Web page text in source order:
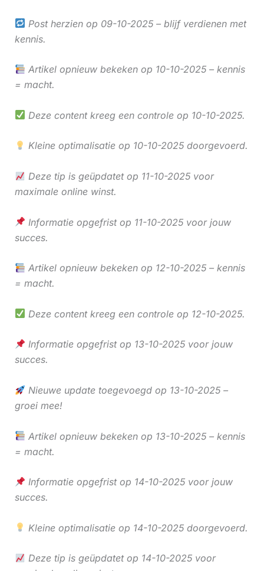
Post herzien op 09-10-2025 – blijf verdienen met
kennis.
Artikel opnieuw bekeken op 10-10-2025 – kennis
= macht.
Deze content kreeg een controle op 10-10-2025.
Kleine optimalisatie op 10-10-2025 doorgevoerd.
Deze tip is geüpdatet op 11-10-2025 voor
maximale online winst.
Informatie opgefrist op 11-10-2025 voor jouw
succes.
Artikel opnieuw bekeken op 12-10-2025 – kennis
= macht.
Deze content kreeg een controle op 12-10-2025.
Informatie opgefrist op 13-10-2025 voor jouw
succes.
Nieuwe update toegevoegd op 13-10-2025 –
groei mee!
Artikel opnieuw bekeken op 13-10-2025 – kennis
= macht.
Informatie opgefrist op 14-10-2025 voor jouw
succes.
Kleine optimalisatie op 14-10-2025 doorgevoerd.
Deze tip is geüpdatet op 14-10-2025 voor